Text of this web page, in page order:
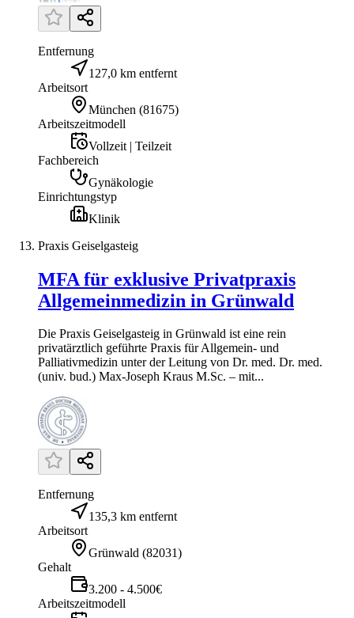
Entfernung
127,0 km entfernt
Arbeitsort
München (81675)
Arbeitszeitmodell
Vollzeit | Teilzeit
Fachbereich
Gynäkologie
Einrichtungstyp
Klinik
Praxis Geiselgasteig
MFA für exklusive Privatpraxis
Allgemeinmedizin in Grünwald
Die Praxis Geiselgasteig in Grünwald ist eine rein
privatärztlich geführte Praxis für Allgemein- und
Palliativmedizin unter der Leitung von Dr. med. Dr. med.
(univ. bud.) Max-Joseph Kraus M.Sc. – mit...
Entfernung
135,3 km entfernt
Arbeitsort
Grünwald (82031)
Gehalt
3.200 - 4.500€
Arbeitszeitmodell